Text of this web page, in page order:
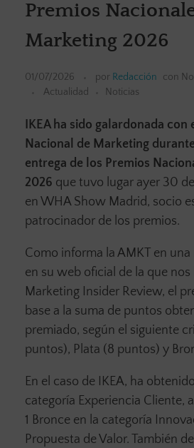
Premios
Marketing 2026
01/07/2026 por Redacción con
Actualidad
Noticias
IKEA ha sido galardonada con
Nacional de Marketing
entrega de los Premios
2026 que tuvo lugar ayer 30
en WHA Show Madrid, socio
patrocinador de los premios.
Como informa la AMKT en
en su web oficial de la que
Marketing Insider Review, el
base a la suma de puntos
premiado, según el siguiente
puntos), Plata (8 puntos) y
En el caso de IKEA, ha
categoría Experiencia Cliente,
1 Bronce en la categoría
Propuesta de Valor. También